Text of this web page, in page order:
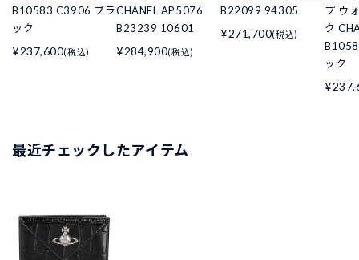
B10583 C3906 ブラ
ック
¥237,600(税込)
CHANEL AP5076
B23239 10601
¥284,900(税込)
B22099 94305
¥271,700(税込)
プ ウ
ク
ック
最近チェックしたアイテム